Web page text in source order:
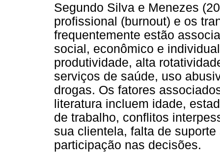
Segundo Silva e Menezes
profissional (burnout) e os
frequentemente estão
social, econômico e
produtividade, alta
serviços de saúde, uso
drogas. Os fatores
literatura incluem idade,
de trabalho, conflitos
sua clientela, falta de
participação nas decisões.